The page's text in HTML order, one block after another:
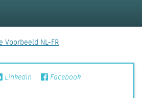
Voorbeeld NL-FR
Linkedin
Facebook